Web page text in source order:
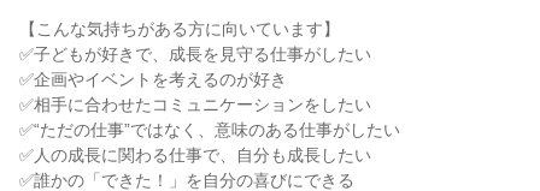
【こんな気持ちがある方に向いています】
✅子どもが好きで、成長を見守る仕事がしたい
✅企画やイベントを考えるのが好き
✅相手に合わせたコミュニケーションをしたい
✅“ただの仕事”ではなく、意味のある仕事がしたい
✅人の成長に関わる仕事で、自分も成長したい
✅誰かの「できた！」を自分の喜びにできる